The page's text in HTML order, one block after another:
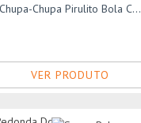
Chupa-Chupa Pirulito Bola C...
VER PRODUTO